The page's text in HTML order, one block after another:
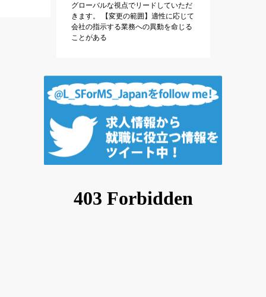
グローバルな視点でリードしていただ
きます。 【変更の範囲】適性に応じて
会社の指示する業務への異動を命じる
ことがある